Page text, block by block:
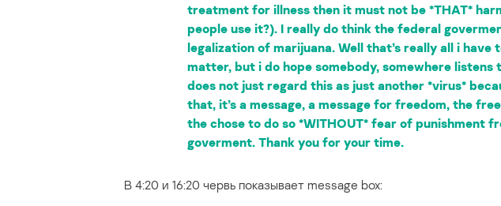
treatment for illness then it must not be *THAT*
people use it?). I really do think the federal
legalization of marijuana. Well that’s really all i have
matter, but i do hope somebody, somewhere listens
does not just regard this as just another *virus*
that, it’s a message, a message for freedom, the
the chose to do so *WITHOUT* fear of punishment
goverment. Thank you for your time.
В 4:20 и 16:20 червь показывает message box: